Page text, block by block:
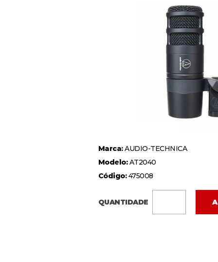
Marca:AUDIO-TECHNICA
Modelo:AT2040
Código:475008
QUANTIDADE